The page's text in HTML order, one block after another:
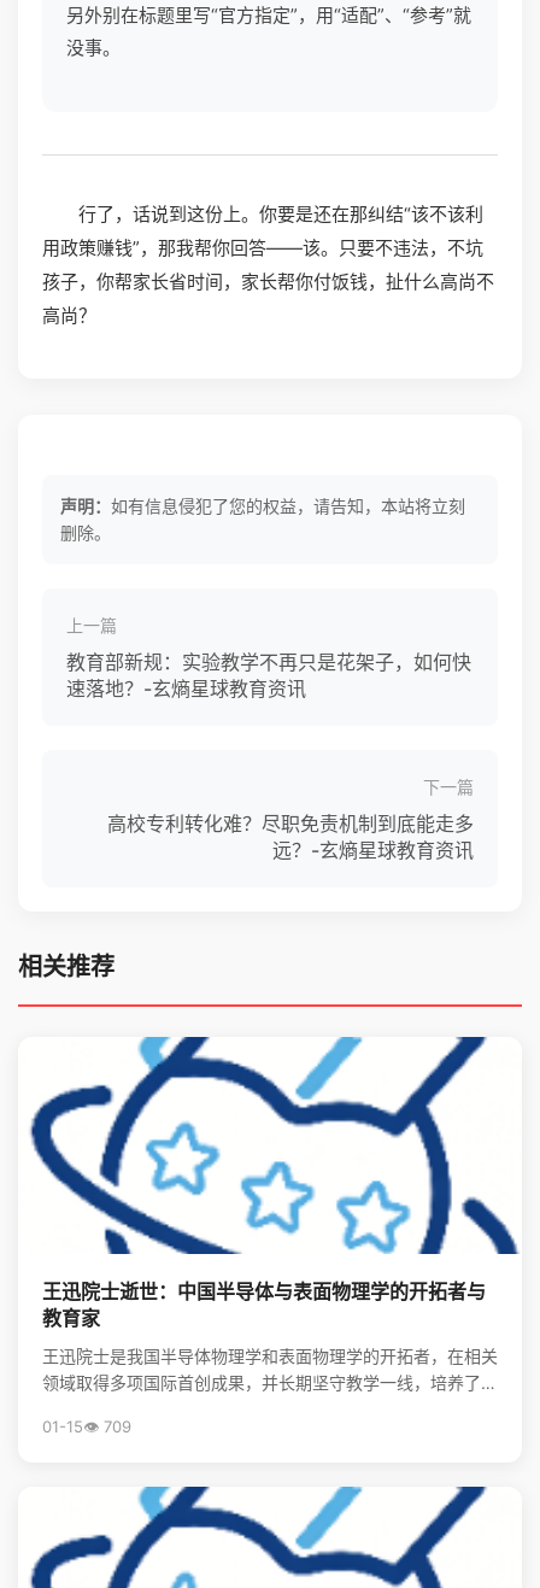
另外别在标题里写“官方指定”，用“适配”、“参考”就
没事。
行了，话说到这份上。你要是还在那纠结“该不该利
用政策赚钱”，那我帮你回答——该。只要不违法，不坑
孩子，你帮家长省时间，家长帮你付饭钱，扯什么高尚不
高尚？
声明： 如有信息侵犯了您的权益，请告知，本站将立刻
删除。
上一篇
教育部新规：实验教学不再只是花架子，如何快
速落地？-玄熵星球教育资讯
下一篇
高校专利转化难？尽职免责机制到底能走多
远？-玄熵星球教育资讯
相关推荐
王迅院士逝世：中国半导体与表面物理学的开拓者与
教育家
王迅院士是我国半导体物理学和表面物理学的开拓者，在相关
领域取得多项国际首创成果，并长期坚守教学一线，培养了大
01-15👁️ 709